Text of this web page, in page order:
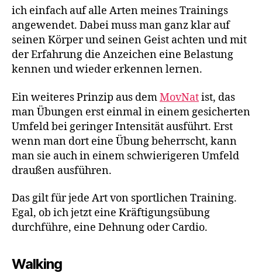
ich einfach auf alle Arten meines Trainings
angewendet. Dabei muss man ganz klar auf
seinen Körper und seinen Geist achten und mit
der Erfahrung die Anzeichen eine Belastung
kennen und wieder erkennen lernen.
Ein weiteres Prinzip aus demMovNatist, das
man Übungen erst einmal in einem gesicherten
Umfeld bei geringer Intensität ausführt. Erst
wenn man dort eine Übung beherrscht, kann
man sie auch in einem schwierigeren Umfeld
draußen ausführen.
Das gilt für jede Art von sportlichen Training.
Egal, ob ich jetzt eine Kräftigungsübung
durchführe, eine Dehnung oder Cardio.
Walking